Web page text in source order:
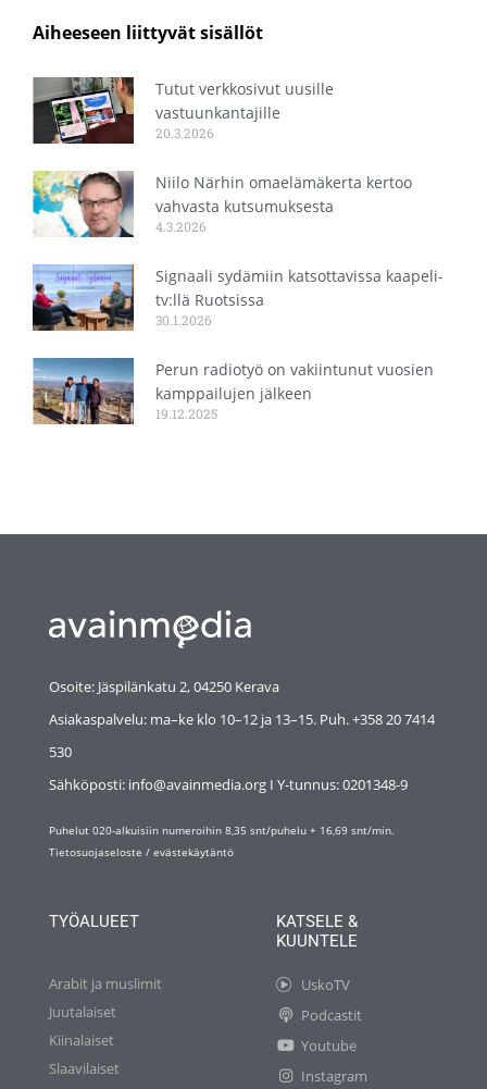
Aiheeseen liittyvät sisällöt
Tutut verkkosivut uusille
vastuunkantajille
20.3.2026
Niilo Närhin omaelämäkerta kertoo
vahvasta kutsumuksesta
4.3.2026
Signaali sydämiin katsottavissa kaapeli-
tv:llä Ruotsissa
30.1.2026
Perun radiotyö on vakiintunut vuosien
kamppailujen jälkeen
19.12.2025
Osoite: Jäspilänkatu 2, 04250 Kerava
Asiakaspalvelu: ma–ke klo 10–12 ja 13–15. Puh. +358 20 7414
530
Sähköposti: info@avainmedia.org I Y-tunnus:0201348-9
Puhelut 020-alkuisiin numeroihin 8,35 snt/puhelu + 16,69 snt/min.
Tietosuojaseloste / evästekäytäntö
TYÖALUEET
Arabit ja muslimit
Juutalaiset
Kiinalaiset
Slaavilaiset
KATSELE &
KUUNTELE
UskoTV
Podcastit
Youtube
Instagram